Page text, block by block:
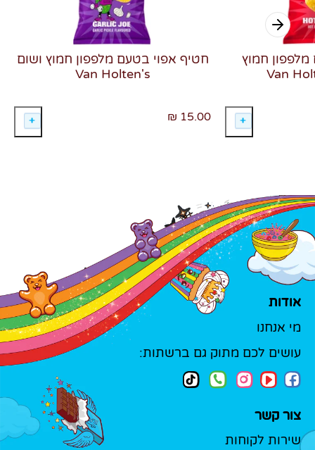
חטיף אפוי בטעם מלפפון חמוץ ושום
Van Holten's
15.00 ₪
חמוץ
אודות
מי אנחנו
עושים לכם מתוק גם ברשתות:
צור קשר
שירות לקוחות